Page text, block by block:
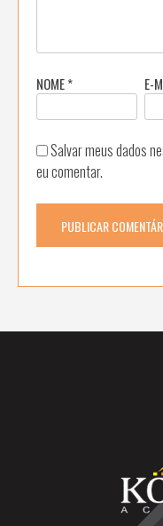
NOME* E-
Salvar meus dados
eu comentar.